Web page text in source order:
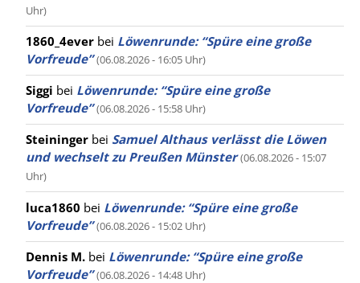
Uhr)
1860_4ever bei Löwenrunde: “Spüre eine große
Vorfreude” (06.08.2026 - 16:05 Uhr)
Siggi bei Löwenrunde: “Spüre eine große
Vorfreude” (06.08.2026 - 15:58 Uhr)
Steininger bei Samuel Althaus verlässt die Löwen
und wechselt zu Preußen Münster (06.08.2026 - 15:07
Uhr)
luca1860 bei Löwenrunde: “Spüre eine große
Vorfreude” (06.08.2026 - 15:02 Uhr)
Dennis M. bei Löwenrunde: “Spüre eine große
Vorfreude” (06.08.2026 - 14:48 Uhr)